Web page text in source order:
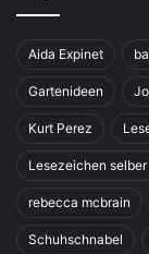
Aida Expinet
Gartenideen
Kurt Perez
Lesezeichen
rebecca mcbrain
Schuhschnabel